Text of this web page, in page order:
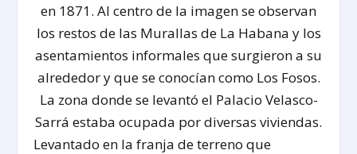
en 1871. Al centro de la imagen se observan
los restos de las Murallas de La Habana y los
asentamientos informales que surgieron a su
alrededor y que se conocían como Los Fosos.
La zona donde se levantó el Palacio Velasco-
Sarrá estaba ocupada por diversas viviendas.
Levantado en la franja de terreno que